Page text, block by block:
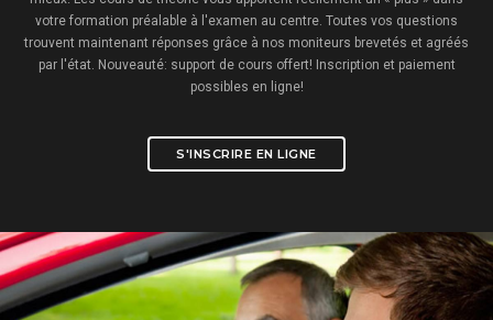
votre formation préalable à l'examen au centre. Toutes vos questions
trouvent maintenant réponses grâce à nos moniteurs brevetés et agréés
par l'état. Nouveauté: support de cours offert! Inscription et paiement
possibles en ligne!
S'INSCRIRE EN LIGNE